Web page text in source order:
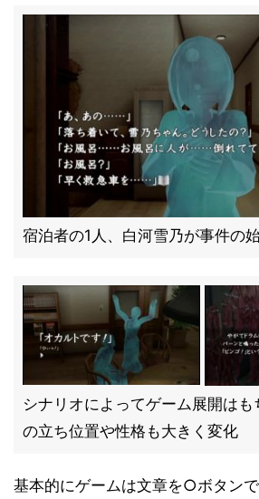
宿泊者の1人、白河雪乃が事件の
シナリオによってゲーム展開は
の立ち位置や性格も大きく変化
基本的にゲームは文章を○ボタンで